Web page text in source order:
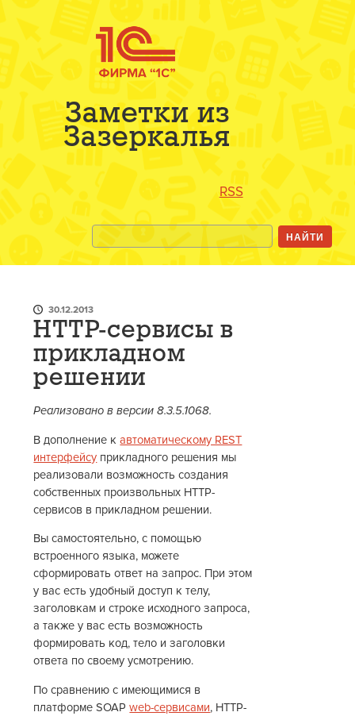
Заметки из
Зазеркалья
RSS
30.12.2013
HTTP-сервисы в
прикладном
решении
Реализовано в версии 8.3.5.1068.
В дополнение кавтоматическому REST
интерфейсу прикладного решения мы
реализовали возможность создания
собственных произвольных HTTP-
сервисов в прикладном решении.
Вы самостоятельно, с помощью
встроенного языка, можете
сформировать ответ на запрос. При этом
у вас есть удобный доступ к телу,
заголовкам и строке исходного запроса,
а также у вас есть возможность
формировать код, тело и заголовки
ответа по своему усмотрению.
По сравнению с имеющимися в
платформе SOAPweb-сервисами, HTTP-